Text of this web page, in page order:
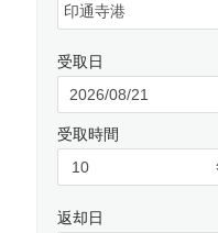
受取日
受取時間
返却日